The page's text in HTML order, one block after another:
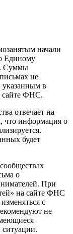
начали
Единому
Суммы
не
в
сайте ФНС.
отвечает на
что информация о
будет
о
При
на сайте ФНС
с
не
ситуации.